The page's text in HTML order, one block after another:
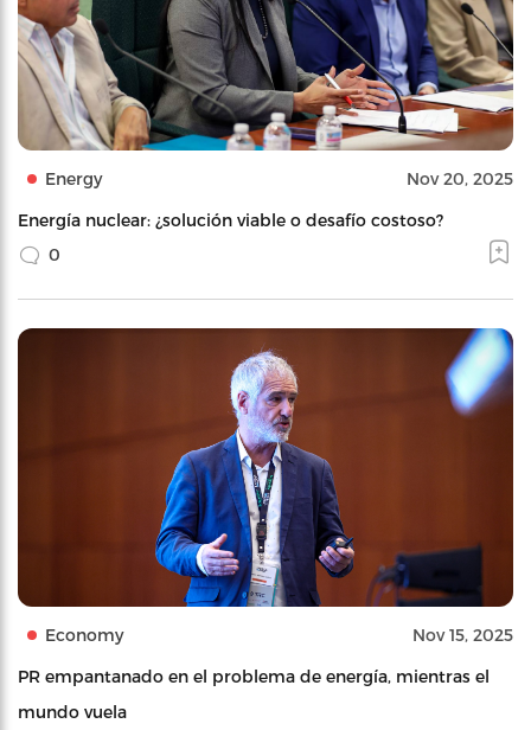
Energy Nov 20, 2025
Energía nuclear: ¿solución viable o desafío costoso?
0
Economy Nov 15, 2025
PR empantanado en el problema de energía, mientras el
mundo vuela